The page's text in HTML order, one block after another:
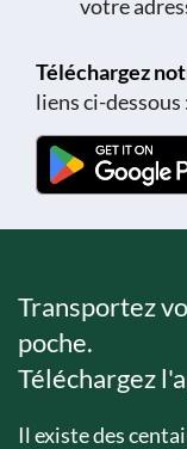
votre
Téléchargez
liens ci-dessous
Transportez
poche.
Téléchargez
Il existe des